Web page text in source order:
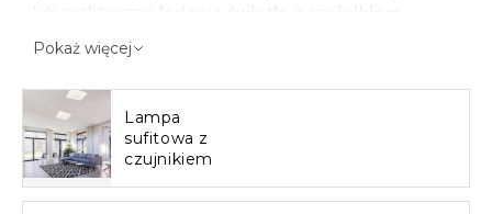
lub praktyczne
do pomieszczenia. Dzięki nowoczesnej technologii
LED te lampy zachowują długotrwałą stabilność
mocy świetlnej i pewną pracę czujnika.
Rola światła z czujnikiem ruchu
w przestrzeni
Pokaż więcej
Lampa
sufitowa z
czujnikiem